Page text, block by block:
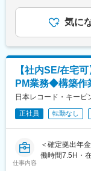
・IAサーバの
(VMWare、
・UNIX(AIX)
からの差配
どのプロジェ
会が多く、シ
模システムに
IT基盤技術部
とに5課から構
業の根幹に携
ン開発部隊、
気に
【社内SE/在宅
PM業務◆構築作
日本レコード・キーピ
正社員 転勤なし
仕事内容
＜確定拠出年
働時間7.5H・